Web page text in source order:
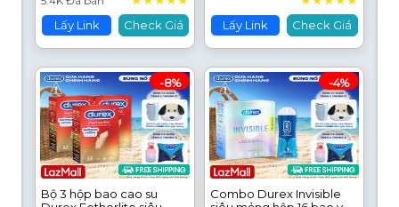
Lấy Link Check Giá Lấy Link Check Giá
Bộ 3 hộp bao cao su
-8%
Combo Durex Invisible
-4%